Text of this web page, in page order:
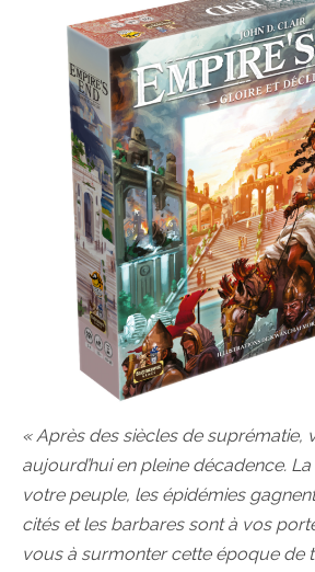
« Après des siècles de suprématie,
aujourd’hui en pleine décadence.
votre peuple, les épidémies
cités et les barbares sont à vos
vous à surmonter cette époque de